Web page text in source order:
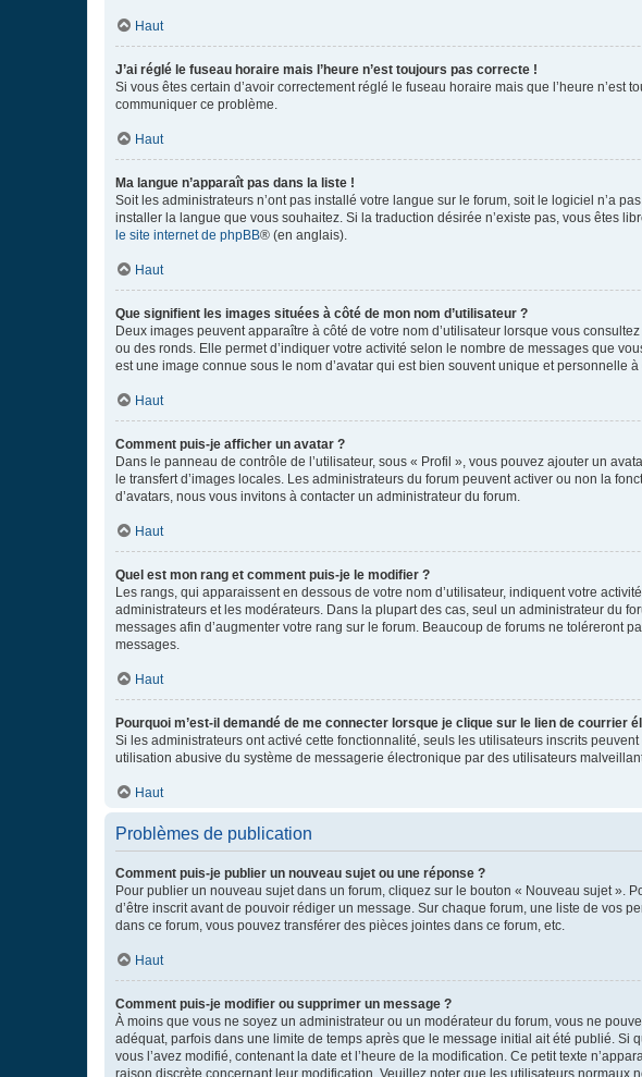
Haut
J’ai réglé le fuseau horaire mais l’heure n’est toujours pas correcte !
Si vous êtes certain d’avoir correctement réglé le fuseau horaire mais que l’heure
communiquer ce problème.
Haut
Ma langue n’apparaît pas dans la liste !
Soit les administrateurs n’ont pas installé votre langue sur le forum, soit le logiciel n’a
installer la langue que vous souhaitez. Si la traduction désirée n’existe pas, vous êtes
le site internet de phpBB® (en anglais).
Haut
Que signifient les images situées à côté de mon nom d’utilisateur ?
Deux images peuvent apparaître à côté de votre nom d’utilisateur lorsque vous
ou des ronds. Elle permet d’indiquer votre activité selon le nombre de messages que
est une image connue sous le nom d’avatar qui est bien souvent unique et personnelle à
Haut
Comment puis-je afficher un avatar ?
Dans le panneau de contrôle de l’utilisateur, sous « Profil », vous pouvez ajouter un
le transfert d’images locales. Les administrateurs du forum peuvent activer ou non la
d’avatars, nous vous invitons à contacter un administrateur du forum.
Haut
Quel est mon rang et comment puis-je le modifier ?
Les rangs, qui apparaissent en dessous de votre nom d’utilisateur, indiquent votre
administrateurs et les modérateurs. Dans la plupart des cas, seul un administrateur du
messages afin d’augmenter votre rang sur le forum. Beaucoup de forums ne toléreront
messages.
Haut
Pourquoi m’est-il demandé de me connecter lorsque je clique sur le lien de courrier
Si les administrateurs ont activé cette fonctionnalité, seuls les utilisateurs inscrits
utilisation abusive du système de messagerie électronique par des utilisateurs
Haut
Problèmes de publication
Comment puis-je publier un nouveau sujet ou une réponse ?
Pour publier un nouveau sujet dans un forum, cliquez sur le bouton « Nouveau sujet ».
d’être inscrit avant de pouvoir rédiger un message. Sur chaque forum, une liste de vos
dans ce forum, vous pouvez transférer des pièces jointes dans ce forum, etc.
Haut
Comment puis-je modifier ou supprimer un message ?
À moins que vous ne soyez un administrateur ou un modérateur du forum, vous ne
adéquat, parfois dans une limite de temps après que le message initial ait été publié. Si
vous l’avez modifié, contenant la date et l’heure de la modification. Ce petit texte
raison discrète concernant leur modification. Veuillez noter que les utilisateurs normaux